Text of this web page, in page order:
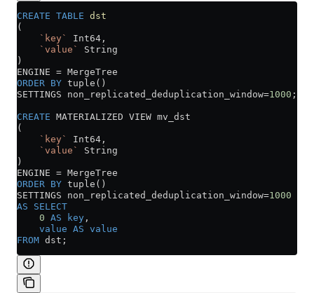
CREATE TABLE dst
(
    `key`
Int64,
    `value`
String
)
ENGINE = MergeTree
ORDER BY tuple()
SETTINGS non_replicated_deduplication_window=1000 ;
CREATE MATERIALIZED VIEW mv_dst
(
    `key`
Int64,
    `value`
String
)
ENGINE = MergeTree
ORDER BY tuple()
SETTINGS non_replicated_deduplication_window=1000
AS SELECT
    0
AS key ,
    value
AS value
FROM dst;